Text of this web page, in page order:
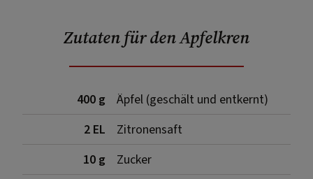
Zutaten für den Apfelkren
400 g
Äpfel (geschält und entkernt)
2 EL
Zitronensaft
10 g
Zucker